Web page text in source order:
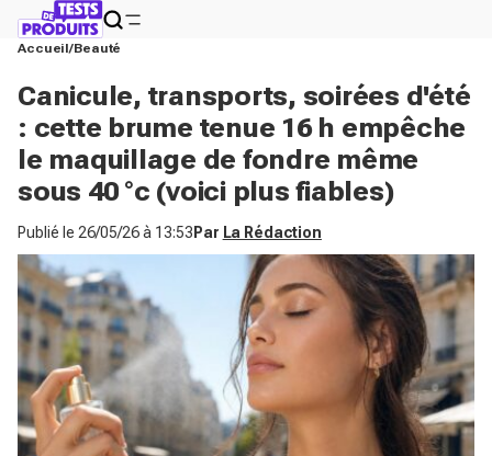
Accueil Beauté
Canicule, transports, soirées d'été
: cette brume tenue 16 h empêche
le maquillage de fondre même
sous 40 °c (voici plus fiables)
Publié le 26/05/26 à 13:53 Par La Rédaction